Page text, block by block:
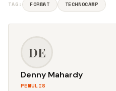
TAG: FORWAT TECHNOCAMP
DE
Denny Mahardy
PENULIS